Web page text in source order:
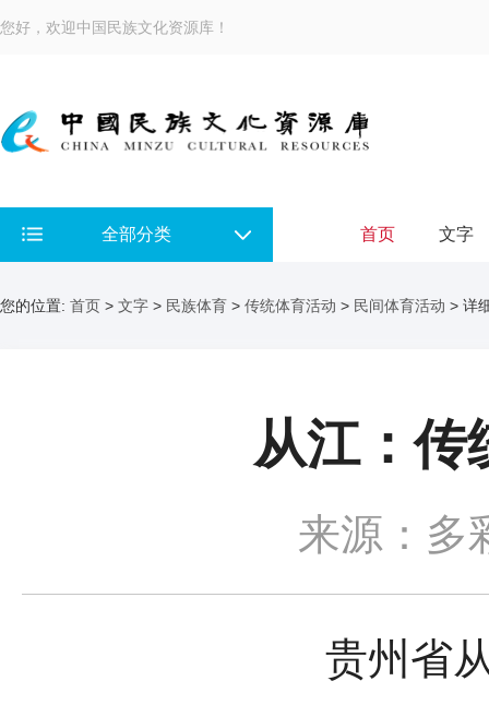
您好，欢迎中国民族文化资源库！
全部分类 首页 文字
您的位置: 首页 > 文字 > 民族体育 > 传统体育活动 > 民间体育活动 > 详
从江：传
来源：多
贵州省从